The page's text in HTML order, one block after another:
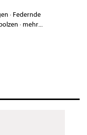
· Federnde
· mehr...